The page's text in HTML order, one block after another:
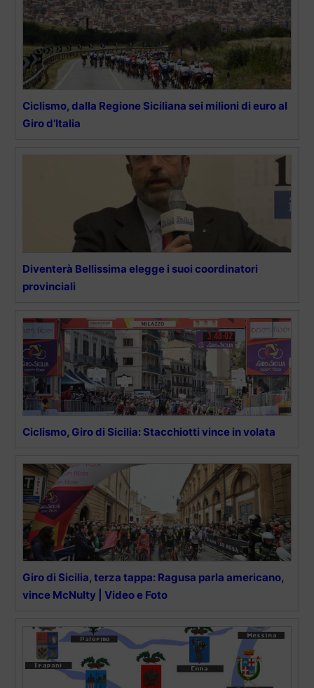
Ciclismo, dalla Regione Siciliana sei milioni di euro al
Giro d’Italia
Diventerà Bellissima elegge i suoi coordinatori
provinciali
Ciclismo, Giro di Sicilia: Stacchiotti vince in volata
Giro di Sicilia, terza tappa: Ragusa parla americano,
vince McNulty | Video e Foto